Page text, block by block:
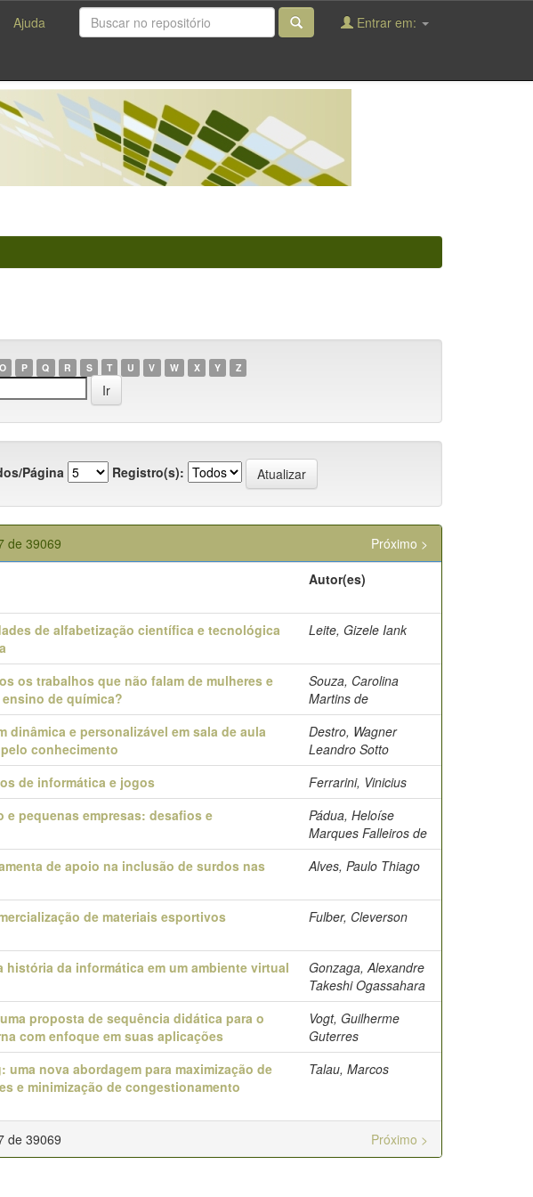
Ajuda Entrar em:
O P Q R S T U V W X Y Z
Página Registro(s):
de 39069
Próximo >
Autor(es)
de alfabetização científica e tecnológica
Leite, Gizele Iank
os trabalhos que não falam de mulheres e
de química?
Souza, Carolina
Martins de
dinâmica e personalizável em sala de aula
conhecimento
Destro, Wagner
Leandro Sotto
de informática e jogos
Ferrarini, Vinicius
e pequenas empresas: desafios e
Pádua, Heloíse
Marques Falleiros de
de apoio na inclusão de surdos nas
Alves, Paulo Thiago
de materiais esportivos Fulber, Cleverson
história da informática em um ambiente virtual
Gonzaga, Alexandre
Takeshi Ogassahara
proposta de sequência didática para o
com enfoque em suas aplicações
Vogt, Guilherme
Guterres
uma nova abordagem para maximização de
e minimização de congestionamento
Talau, Marcos
de 39069 Próximo >